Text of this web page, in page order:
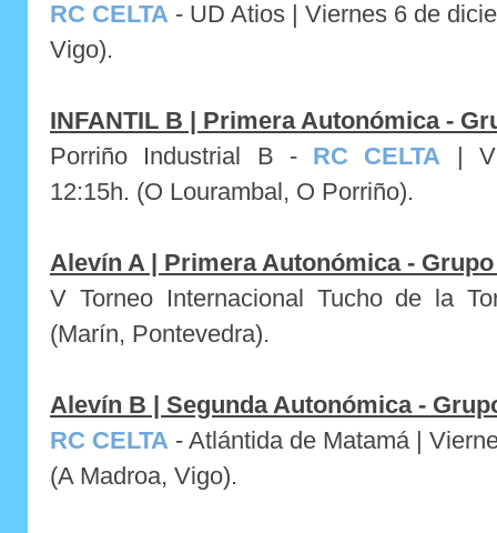
RC CELTA - UD Atios | Viernes 6 de
Vigo).
INFANTIL B | Primera Autonómica -
Porriño Industrial B - RC CELTA
12:15h. (O Lourambal, O Porriño).
Alevín A | Primera Autonómica - Grupo
V Torneo Internacional Tucho de la
(Marín, Pontevedra).
Alevín B | Segunda Autonómica -
RC CELTA - Atlántida de Matamá |
(A Madroa, Vigo).